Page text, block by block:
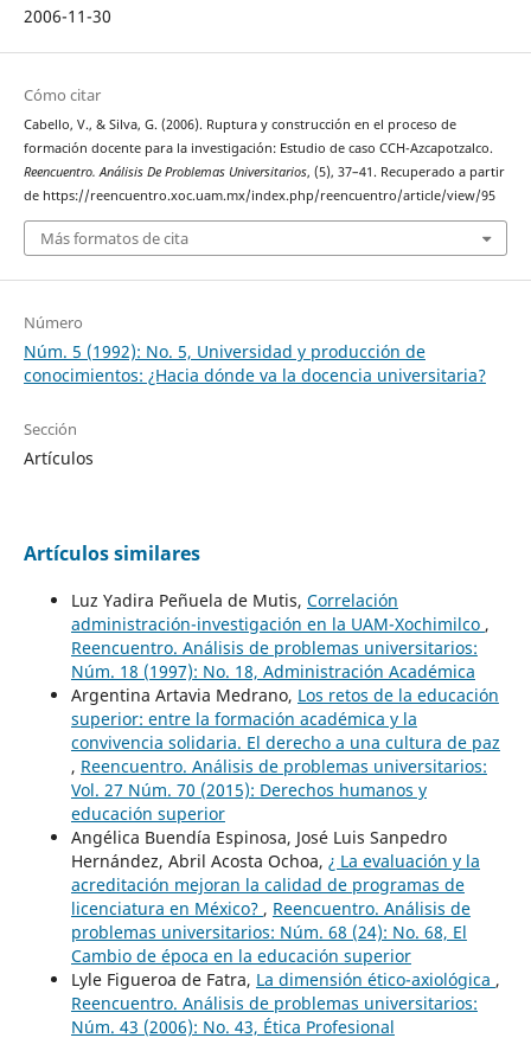
2006-11-30
Cómo citar
Cabello, V., & Silva, G. (2006). Ruptura y construcción en el proceso de
formación docente para la investigación: Estudio de caso CCH-Azcapotzalco.
Reencuentro. Análisis De Problemas Universitarios, (5), 37–41. Recuperado a partir
de https://reencuentro.xoc.uam.mx/index.php/reencuentro/article/view/95
Más formatos de cita
Número
Núm. 5 (1992): No. 5, Universidad y producción de
conocimientos: ¿Hacia dónde va la docencia universitaria?
Sección
Artículos
Artículos similares
Luz Yadira Peñuela de Mutis, Correlación
administración-investigación en la UAM-Xochimilco ,
Reencuentro. Análisis de problemas universitarios:
Núm. 18 (1997): No. 18, Administración Académica
Argentina Artavia Medrano, Los retos de la educación
superior: entre la formación académica y la
convivencia solidaria. El derecho a una cultura de paz
, Reencuentro. Análisis de problemas universitarios:
Vol. 27 Núm. 70 (2015): Derechos humanos y
educación superior
Angélica Buendía Espinosa, José Luis Sanpedro
Hernández, Abril Acosta Ochoa, ¿ La evaluación y la
acreditación mejoran la calidad de programas de
licenciatura en México? , Reencuentro. Análisis de
problemas universitarios: Núm. 68 (24): No. 68, El
Cambio de época en la educación superior
Lyle Figueroa de Fatra, La dimensión ético-axiológica ,
Reencuentro. Análisis de problemas universitarios:
Núm. 43 (2006): No. 43, Ética Profesional